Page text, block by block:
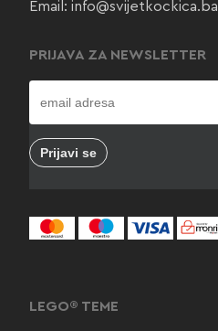
Email: info@svijetkockica.ba
PRIJAVA ZA NEWSLETTER
LEGO® TEME